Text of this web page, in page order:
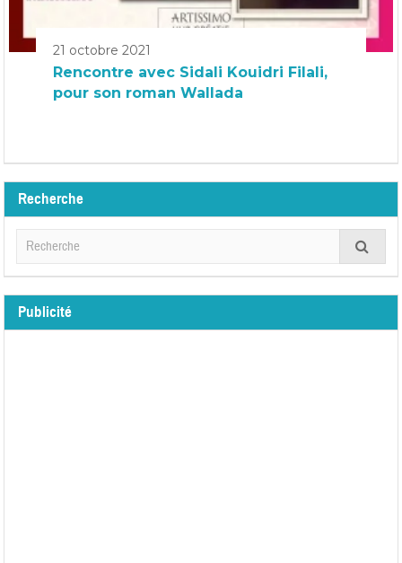
21 octobre 2021
Rencontre avec Sidali Kouidri Filali,
pour son roman Wallada
Recherche
Publicité